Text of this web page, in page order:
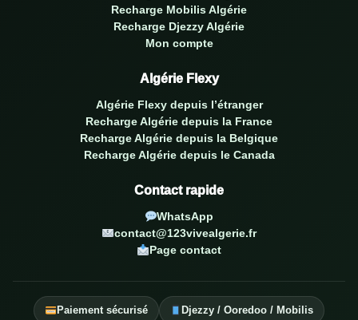
Recharge Mobilis Algérie
Recharge Djezzy Algérie
Mon compte
Algérie Flexy
Algérie Flexy depuis l’étranger
Recharge Algérie depuis la France
Recharge Algérie depuis la Belgique
Recharge Algérie depuis le Canada
Contact rapide
WhatsApp
contact@123vivealgerie.fr
Page contact
Paiement sécurisé Djezzy / Ooredoo / Mobilis